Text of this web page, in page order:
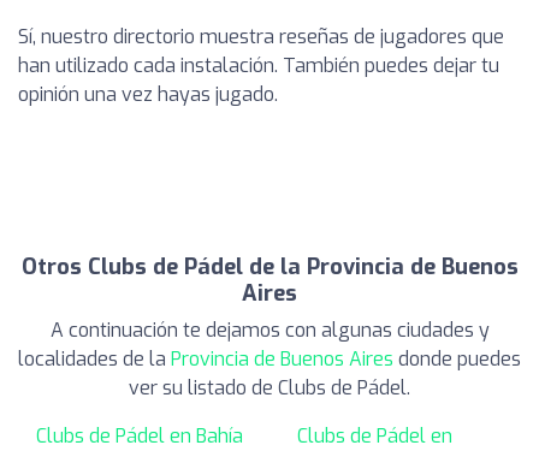
Sí, nuestro directorio muestra reseñas de jugadores que
han utilizado cada instalación. También puedes dejar tu
opinión una vez hayas jugado.
Otros Clubs de Pádel de la Provincia de Buenos
Aires
A continuación te dejamos con algunas ciudades y
localidades de la Provincia de Buenos Aires donde puedes
ver su listado de Clubs de Pádel.
Clubs de Pádel en Bahía
Clubs de Pádel en